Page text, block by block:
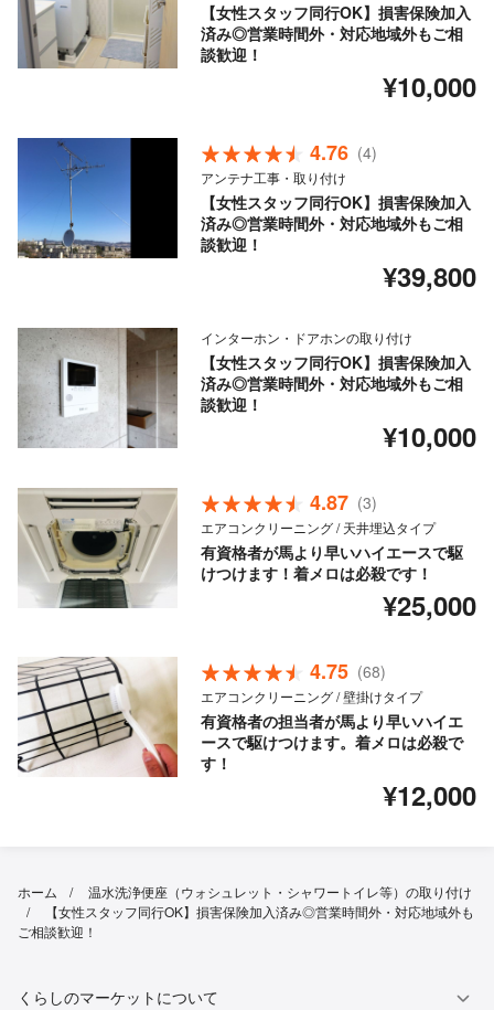
【女性スタッフ同行OK】損害保険加入
済み◎営業時間外・対応地域外もご相
談歓迎！
¥10,000
4.76 (4)
アンテナ工事・取り付け
【女性スタッフ同行OK】損害保険加入
済み◎営業時間外・対応地域外もご相
談歓迎！
¥39,800
インターホン・ドアホンの取り付け
【女性スタッフ同行OK】損害保険加入
済み◎営業時間外・対応地域外もご相
談歓迎！
¥10,000
4.87 (3)
エアコンクリーニング / 天井埋込タイプ
有資格者が馬より早いハイエースで駆
けつけます！着メロは必殺です！
¥25,000
4.75 (68)
エアコンクリーニング / 壁掛けタイプ
有資格者の担当者が馬より早いハイエ
ースで駆けつけます。着メロは必殺で
す！
¥12,000
ホーム
温水洗浄便座（ウォシュレット・シャワートイレ等）の取り付け
【女性スタッフ同行OK】損害保険加入済み◎営業時間外・対応地域外も
ご相談歓迎！
くらしのマーケットについて